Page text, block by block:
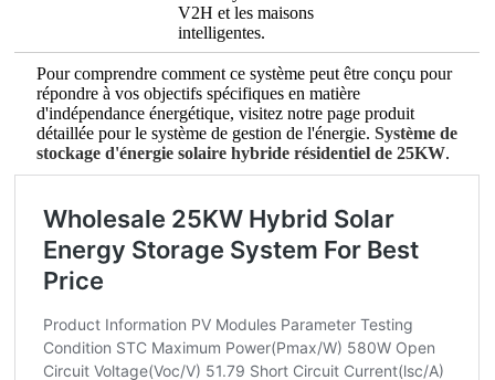
V2H et les maisons
intelligentes.
Pour comprendre comment ce système peut être conçu pour
répondre à vos objectifs spécifiques en matière
d'indépendance énergétique, visitez notre page produit
détaillée pour le système de gestion de l'énergie.Système de
stockage d'énergie solaire hybride résidentiel de 25KW.